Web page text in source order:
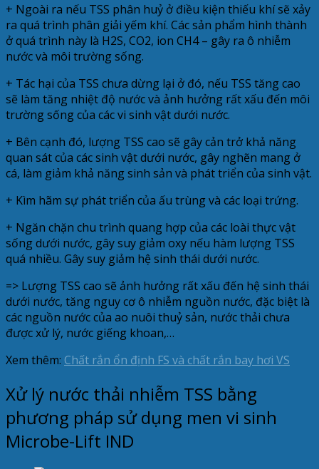
+ Ngoài ra nếu TSS phân huỷ ở điều kiện thiếu khí sẽ xảy
ra quá trình phân giải yếm khí. Các sản phẩm hình thành
ở quá trình này là H2S, CO2, ion CH4 – gây ra ô nhiễm
nước và môi trường sống.
+ Tác hại của TSS chưa dừng lại ở đó, nếu TSS tăng cao
sẽ làm tăng nhiệt độ nước và ảnh hưởng rất xấu đến môi
trường sống của các vi sinh vật dưới nước.
+ Bên cạnh đó, lượng TSS cao sẽ gây cản trở khả năng
quan sát của các sinh vật dưới nước, gây nghẽn mang ở
cá, làm giảm khả năng sinh sản và phát triển của sinh vật.
+ Kìm hãm sự phát triển của ấu trùng và các loại trứng.
+ Ngăn chặn chu trình quang hợp của các loài thực vật
sống dưới nước, gây suy giảm oxy nếu hàm lượng TSS
quá nhiều. Gây suy giảm hệ sinh thái dưới nước.
=> Lượng TSS cao sẽ ảnh hưởng rất xấu đến hệ sinh thái
dưới nước, tăng nguy cơ ô nhiễm nguồn nước, đặc biệt là
các nguồn nước của ao nuôi thuỷ sản, nước thải chưa
được xử lý, nước giếng khoan,…
Xem thêm: Chất rắn ổn định FS và chất rắn bay hơi VS
Xử lý nước thải nhiễm TSS bằng
phương pháp sử dụng men vi sinh
Microbe-Lift IND